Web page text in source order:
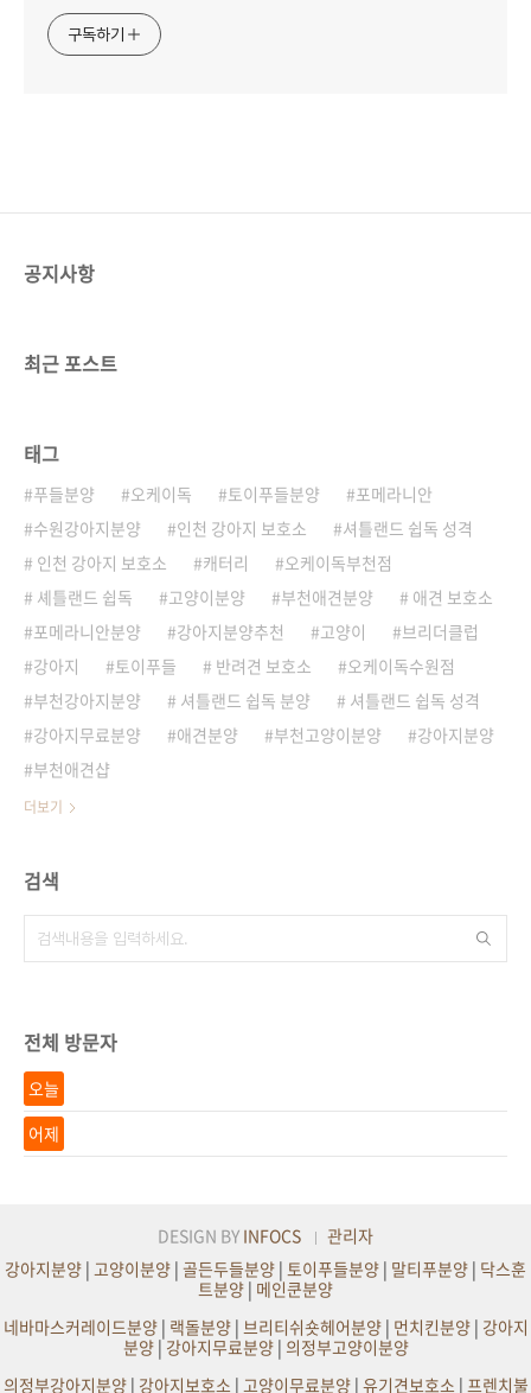
구독하기
공지사항
최근 포스트
태그
푸들분양 오케이독 토이푸들분양
포메라니안
수원강아지분양
인천 강아지 보호소
셔틀랜드 쉽독 성격
인천 강아지 보호소
캐터리
오케이독부천점
셰틀랜드 쉽독
고양이분양 부천애견분양
애견 보호소
포메라니안분양
강아지분양추천 고양이
브리더클럽
강아지
토이푸들 반려견 보호소
오케이독수원점
부천강아지분양
셔틀랜드 쉽독 분양
셔틀랜드 쉽독 성격
강아지무료분양
애견분양 부천고양이분양
강아지분양
부천애견샵
더보기
검색
전체 방문자
오늘
어제
DESIGN BY INFOCS
관리자
강아지분양 | 고양이분양 | 골든두들분양 | 토이푸들분양 | 말티푸분양 | 닥스훈
트분양 | 메인쿤분양
네바마스커레이드분양| 랙돌분양| 브리티쉬숏헤어분양| 먼치킨분양| 강아지
분양|강아지무료분양| 의정부고양이분양
의정부강아지분양| 강아지보호소 | 고양이무료분양| 유기견보호소 | 프렌치불